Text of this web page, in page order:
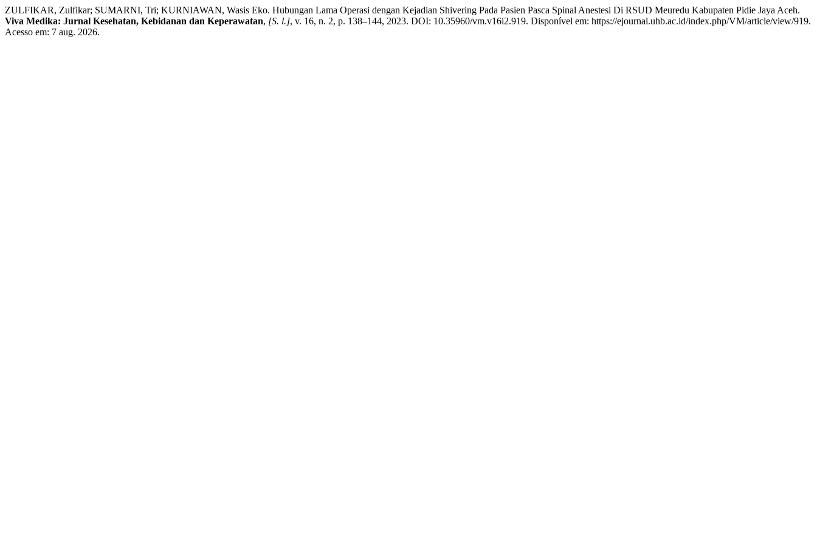
ZULFIKAR, Zulfikar; SUMARNI, Tri; KURNIAWAN, Wasis Eko. Hubungan Lama Operasi dengan Kejadian Shivering Pada Pasien Pasca Spinal Anestesi Di RSUD Meuredu Kabupaten Pidie Jaya Aceh.
Viva Medika: Jurnal Kesehatan, Kebidanan dan Keperawatan, [S. l.], v. 16, n. 2, p. 138–144, 2023. DOI: 10.35960/vm.v16i2.919. Disponível em: https://ejournal.uhb.ac.id/index.php/VM/article/view/919.
Acesso em: 7 aug. 2026.